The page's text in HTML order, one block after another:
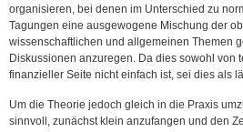
organisieren, bei denen im Unterschied zu
Tagungen eine ausgewogene Mischung der
wissenschaftlichen und allgemeinen Themen
Diskussionen anzuregen. Da dies sowohl von
finanzieller Seite nicht einfach ist, sei dies als
Um die Theorie jedoch gleich in die Praxis
sinnvoll, zunächst klein anzufangen und den